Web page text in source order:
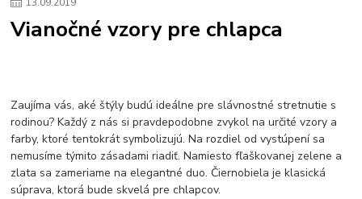
Plyšový macovia
Lego Star Wars
Darčeky na Vianoce 2019
L.O.L. Surprise bábiky
L.O.L. Surprise autíčka
L.O.L. Surprise zvieratká
L.O.L. Surprise hračky
L.O.L. Surprise domčeky
L.O.L. Surprise postavičky
L.O.L. Surprise zberateľské figúrky
L.O.L. OMG L.O.L. OMG Bábiky
13.09.2019
Vianočné vzory pre chlapca
Zaujíma vás, aké štýly budú ideálne pre slávnostné stretnutie s
rodinou? Každý z nás si pravdepodobne zvykol na určité vzory a
farby, ktoré tentokrát symbolizujú. Na rozdiel od vystúpení sa
nemusíme týmito zásadami riadiť. Namiesto fľaškovanej zelene a
zlata sa zameriame na elegantné duo. Čiernobiela je klasická
súprava, ktorá bude skvelá pre chlapcov.